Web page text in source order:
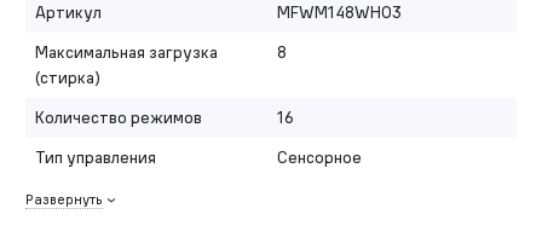
Артикул
MFWM148WH03
Максимальная загрузка
(стирка)
8
Количество режимов
16
Тип управления
Сенсорное
Развернуть